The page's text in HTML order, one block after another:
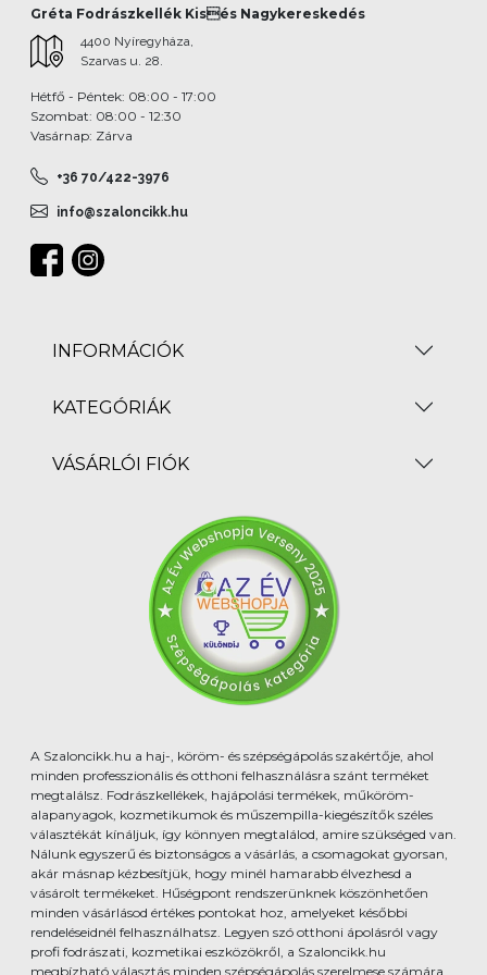
Gréta Fodrászkellék Kisés Nagykereskedés
4400 Nyíregyháza,
Szarvas u. 28.
Hétfő - Péntek: 08:00 - 17:00
Szombat: 08:00 - 12:30
Vasárnap: Zárva
+36 70/422-3976
info@szaloncikk.hu
INFORMÁCIÓK
KATEGÓRIÁK
VÁSÁRLÓI FIÓK
A Szaloncikk.hu a haj-, köröm- és szépségápolás szakértője, ahol
minden professzionális és otthoni felhasználásra szánt terméket
megtalálsz. Fodrászkellékek, hajápolási termékek, műköröm-
alapanyagok, kozmetikumok és műszempilla-kiegészítők széles
választékát kínáljuk, így könnyen megtalálod, amire szükséged van.
Nálunk egyszerű és biztonságos a vásárlás, a csomagokat gyorsan,
akár másnap kézbesítjük, hogy minél hamarabb élvezhesd a
vásárolt termékeket. Hűségpont rendszerünknek köszönhetően
minden vásárlásod értékes pontokat hoz, amelyeket későbbi
rendeléseidnél felhasználhatsz. Legyen szó otthoni ápolásról vagy
profi fodrászati, kozmetikai eszközökről, a Szaloncikk.hu
megbízható választás minden szépségápolás szerelmese számára.